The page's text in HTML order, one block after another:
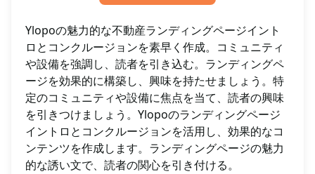
Ylopoの魅力的な不動産ランディングページイント
ロとコンクルージョンを素早く作成。コミュニティ
や設備を強調し、読者を引き込む。ランディングペ
ージを効果的に構築し、興味を持たせましょう。特
定のコミュニティや設備に焦点を当て、読者の興味
を引きつけましょう。Ylopoのランディングページ
イントロとコンクルージョンを活用し、効果的なコ
ンテンツを作成します。ランディングページの魅力
的な誘い文で、読者の関心を引き付ける。⠀⠀